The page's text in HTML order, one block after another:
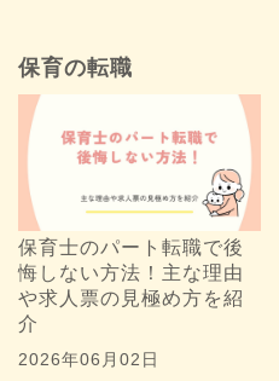
保育の転職
保育士のパート転職で後
悔しない方法！主な理由
や求人票の見極め方を紹
介
2026年06月02日